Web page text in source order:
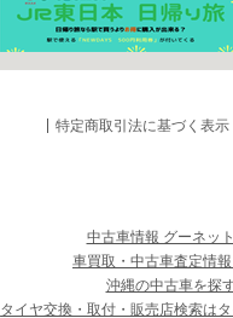
特定商取引法に基づく表示
中古車情報 グーネッ
車買取・中古車査定情
沖縄の中古車を探
タイヤ交換・取付・販売店検索は